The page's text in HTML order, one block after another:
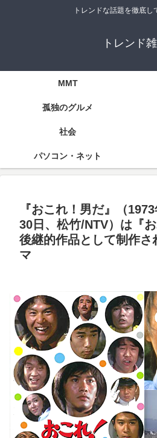
トレンドな話題を徹底し
トレンド
MMT
孤独のグルメ
社会
パソコン・ネット
『おこれ！男だ』（
30日、松竹/NTV）は『
後継的作品として制作さ
マ